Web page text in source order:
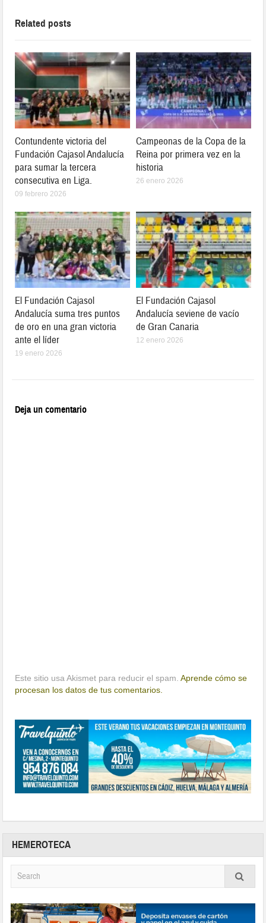
Related posts
Contundente victoria del
Fundación Cajasol Andalucía
para sumar la tercera
consecutiva en Liga.
09 febrero 2026
Campeonas de la Copa de la
Reina por primera vez en la
historia
26 enero 2026
El Fundación Cajasol
Andalucía suma tres puntos
de oro en una gran victoria
ante el líder
19 enero 2026
El Fundación Cajasol
Andalucía seviene de vacío
de Gran Canaria
12 enero 2026
Deja un comentario
Este sitio usa Akismet para reducir el spam.Aprende cómo se
procesan los datos de tus comentarios.
HEMEROTECA